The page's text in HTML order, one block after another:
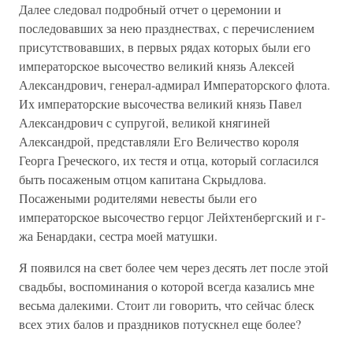
Далее следовал подробный отчет о церемонии и
последовавших за нею празднествах, с перечислением
присутствовавших, в первых рядах которых были его
императорское высочество великий князь Алексей
Александрович, генерал-адмирал Императорского флота.
Их императорские высочества великий князь Павел
Александрович с супругой, великой княгиней
Александрой, представляли Его Величество короля
Георга Греческого, их тестя и отца, который согласился
быть посаженым отцом капитана Скрыдлова.
Посажеными родителями невесты были его
императорское высочество герцог Лейхтенбергский и г-
жа Бенардаки, сестра моей матушки.
Я появился на свет более чем через десять лет после этой
свадьбы, воспоминания о которой всегда казались мне
весьма далекими. Стоит ли говорить, что сейчас блеск
всех этих балов и праздников потускнел еще более?